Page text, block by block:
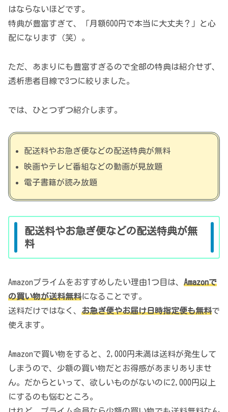
はならないほどです。
特典が豊富すぎて、「月額600円で本当に大丈夫？」と心
配になります（笑）。
ただ、あまりにも豊富すぎるので全部の特典は紹介せず、
透析患者目線で3つに絞りました。
では、ひとつずつ紹介します。
配送料やお急ぎ便などの配送特典が無料
映画やテレビ番組などの動画が見放題
電子書籍が読み放題
配送料やお急ぎ便などの配送特典が無
料
Amazonプライムをおすすめしたい理由1つ目は、 Amazonで
の買い物が送料無料になることです。
送料だけではなく、 お急ぎ便やお届け日時指定便も無料で
使えます。
Amazonで買い物をすると、2,000円未満は送料が発生して
しまうので、少額の買い物だとお得感があまりありませ
ん。だからといって、欲しいものがないのに2,000円以上
にするのも悩むところ。